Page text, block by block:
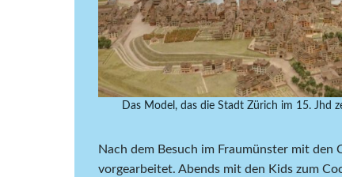
Das Model, das die Stadt Zürich im 15. Jhd
Nach dem Besuch im Fraumünster mit den
vorgearbeitet. Abends mit den Kids zum